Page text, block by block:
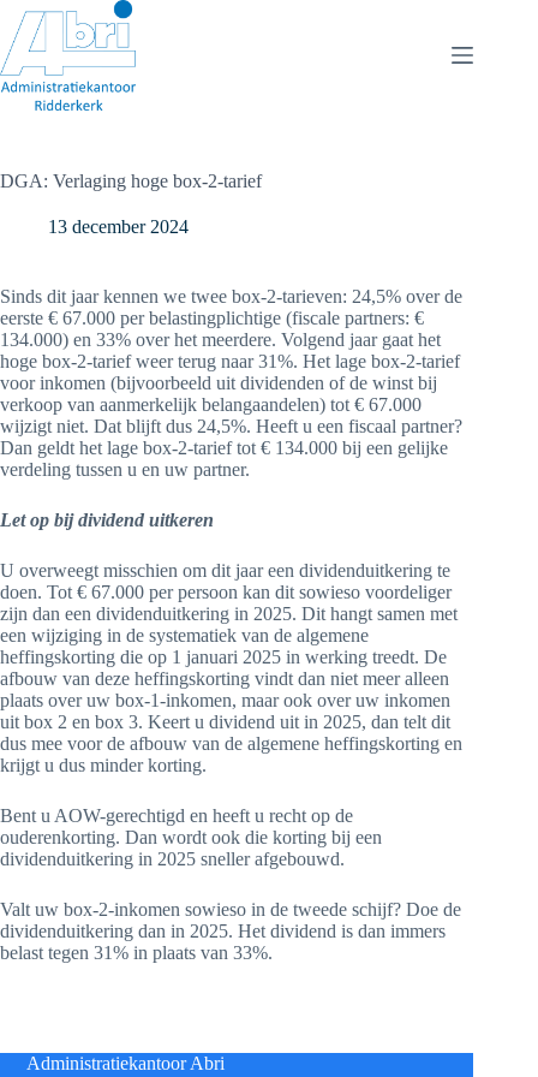
naar
de
inhoud
DGA: Verlaging hoge box-2-tarief
13 december 2024
Sinds dit jaar kennen we twee box-2-tarieven: 24,5% over de
eerste € 67.000 per belastingplichtige (fiscale partners: €
134.000) en 33% over het meerdere. Volgend jaar gaat het
hoge box-2-tarief weer terug naar 31%. Het lage box-2-tarief
voor inkomen (bijvoorbeeld uit dividenden of de winst bij
verkoop van aanmerkelijk belangaandelen) tot € 67.000
wijzigt niet. Dat blijft dus 24,5%. Heeft u een fiscaal partner?
Dan geldt het lage box-2-tarief tot € 134.000 bij een gelijke
verdeling tussen u en uw partner.
Let op bij dividend uitkeren
U overweegt misschien om dit jaar een dividenduitkering te
doen. Tot € 67.000 per persoon kan dit sowieso voordeliger
zijn dan een dividenduitkering in 2025. Dit hangt samen met
een wijziging in de systematiek van de algemene
heffingskorting die op 1 januari 2025 in werking treedt. De
afbouw van deze heffingskorting vindt dan niet meer alleen
plaats over uw box-1-inkomen, maar ook over uw inkomen
uit box 2 en box 3. Keert u dividend uit in 2025, dan telt dit
dus mee voor de afbouw van de algemene heffingskorting en
krijgt u dus minder korting.
Bent u AOW-gerechtigd en heeft u recht op de
ouderenkorting. Dan wordt ook die korting bij een
dividenduitkering in 2025 sneller afgebouwd.
Valt uw box-2-inkomen sowieso in de tweede schijf? Doe de
dividenduitkering dan in 2025. Het dividend is dan immers
belast tegen 31% in plaats van 33%.
Administratiekantoor Abri